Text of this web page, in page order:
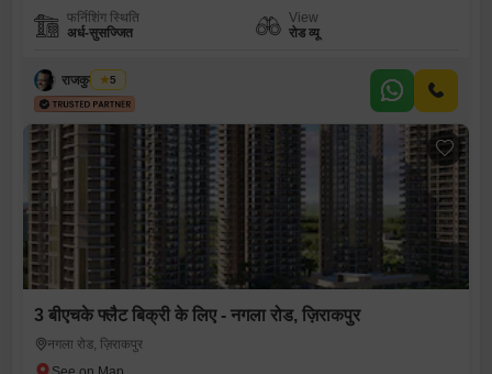
फर्निशिंग स्थिति
अर्ध-सुसज्जित
View
रोड व्यू
राजकुमार शर्मा
5
3 बीएचके फ्लैट बिक्री के लिए - नगला रोड, ज़िराकपुर
नगला रोड, ज़िराकपुर